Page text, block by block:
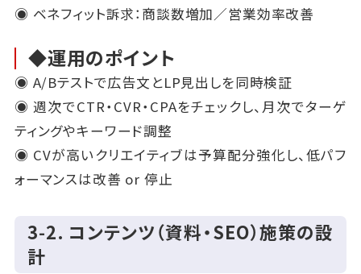
◉ ベネフィット訴求：商談数増加／営業効率改善
◆運用のポイント
◉ A/Bテストで広告文とLP見出しを同時検証
◉ 週次でCTR・CVR・CPAをチェックし、月次でターゲ
ティングやキーワード調整
◉ CVが高いクリエイティブは予算配分強化し、低パフ
ォーマンスは改善 or 停止
3‑2. コンテンツ（資料・SEO）施策の設
計